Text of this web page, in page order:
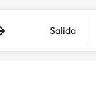
Salida